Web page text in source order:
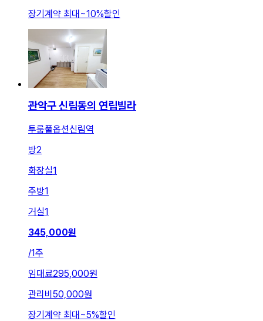
장기계약 최대~10%할인
관악구 신림동의 연립빌라
투룸풀옵션신림역
방2
화장실1
주방1
거실1
345,000원
/1주
임대료295,000원
관리비 50,000원
장기계약 최대~5%할인